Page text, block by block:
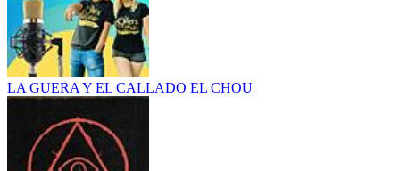
LA GUERA Y EL CALLADO EL CHOU